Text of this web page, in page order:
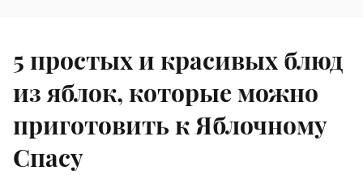
5 простых и красивых блюд
из яблок, которые можно
приготовить к Яблочному
Спасу